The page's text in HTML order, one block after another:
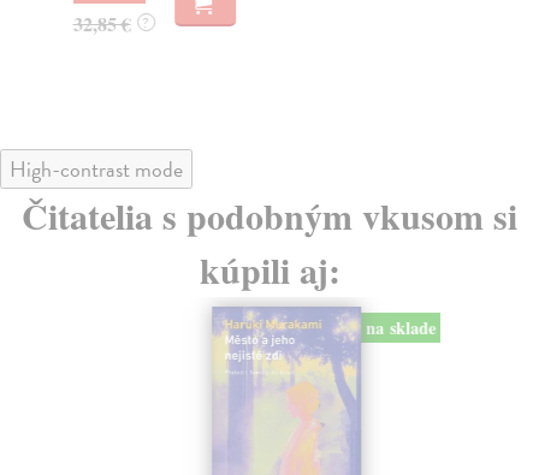
32,85 € ?
High-contrast mode
Čitatelia s podobným vkusom si
kúpili aj:
na sklade